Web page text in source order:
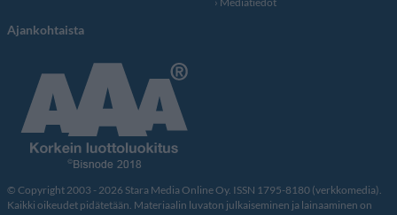
Ajankohtaista
© Copyright 2003 - 2026 Stara Media Online Oy. ISSN 1795-8180 (verkkomedia).
Kaikki oikeudet pidätetään. Materiaalin luvaton julkaiseminen ja lainaaminen on